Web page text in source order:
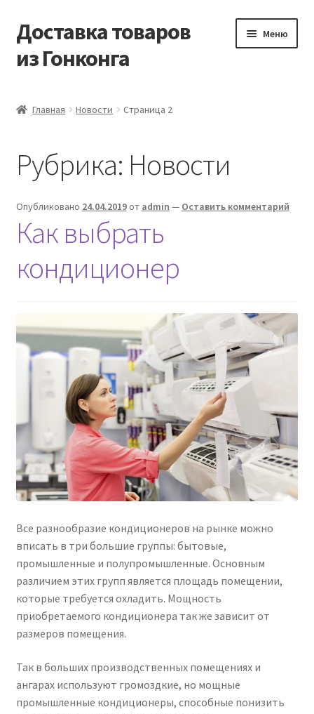
Перейти
к
навигации
Перейти
к
содержимому
Доставка товаров
из Гонконга
Меню
Корзина
Мой аккаунт
Новости
Оптовый склад
Услуги
Диагностика кондиционеров
Заправка кондиционеров
Монтаж и установка кондиционеров
Монтаж промышленных и полупромышленных
Монтаж систем ВРВ
Мульти-сплит-системы и другие сложные решения
Продажа кондиционеров
Главная Новости Страница 2
Рубрика: Новости
Опубликовано 24.04.2019от admin — Оставить комментарий
Как выбрать
кондиционер
Все разнообразие кондиционеров на рынке можно
вписать в три большие группы: бытовые,
промышленные и полупромышленные. Основным
различием этих групп является площадь помещении,
которые требуется охладить. Мощность
приобретаемого кондиционера так же зависит от
размеров помещения.
Так в больших производственных помещениях и
ангарах используют громоздкие, но мощные
промышленные кондиционеры, способные понизить